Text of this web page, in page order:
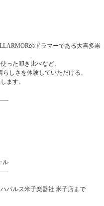
のドラマーである大喜多崇
った叩き比べなど、
しさを体験していただける、
ます。
ル
パルス米子楽器社 米子店まで